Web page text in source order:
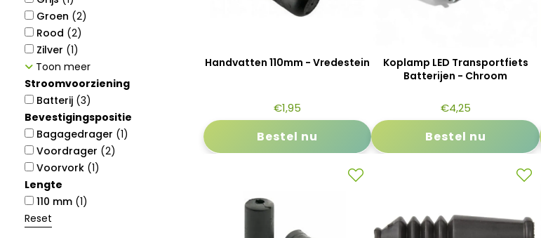
Groen (2)
Rood (2)
Zilver (1)
Toon meer
Stroomvoorziening
Batterij (3)
Bevestigingspositie
Bagagedrager (1)
Voordrager (2)
Voorvork (1)
Lengte
110 mm (1)
Reset
Handvatten 110mm - Vredestein
€1,95
Bestel nu
Koplamp LED Transportfiets
Batterijen - Chroom
€4,25
Bestel nu